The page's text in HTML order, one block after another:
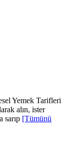
Yemek Tarifleri
alın, ister
sarıp [Tümünü